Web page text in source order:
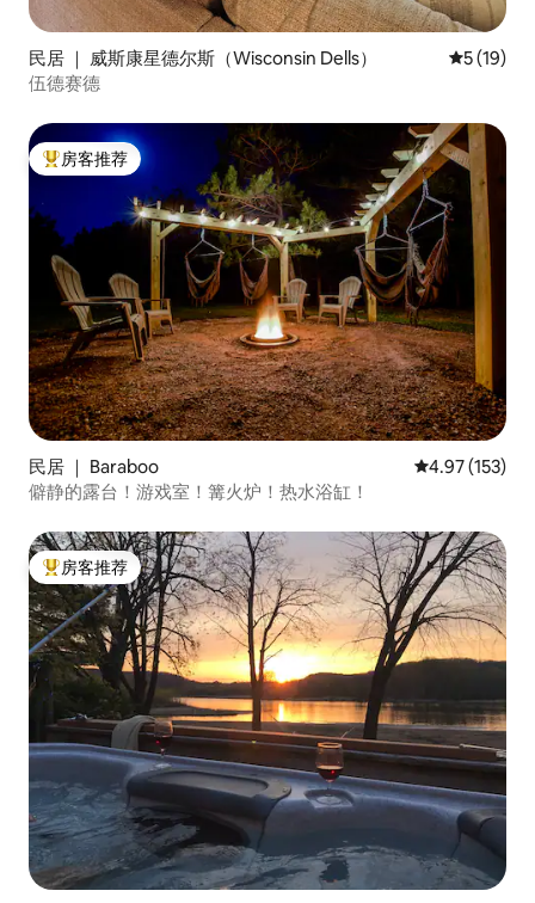
民居 ｜ 威斯康星德尔斯（Wisconsin Dells） 平均评分
5 (19)
伍德赛德
热门「房客推荐」
房客推荐
民居 ｜ Baraboo 平均评分 4.97
4.97 (153)
僻静的露台！游戏室！篝火炉！热水浴缸！
热门「房客推荐」
房客推荐